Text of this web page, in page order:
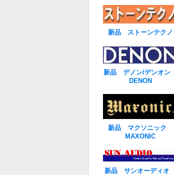
新品 ストーンテクノ
新品 デノン/デンオン
DENON
新品 マクソニック
MAXONIC
新品 サンオーディオ